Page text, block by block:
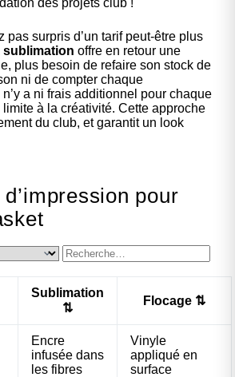
pas surpris d’un tarif peut-être plus
sublimation offre en retour une
plus besoin de refaire son stock de
ni de compter chaque
a ni frais additionnel pour chaque
limite à la créativité. Cette approche
du club, et garantit un look
pour
Sublimation
⇅
Flocage ⇅
Encre
infusée dans
les fibres
Vinyle
appliqué en
surface